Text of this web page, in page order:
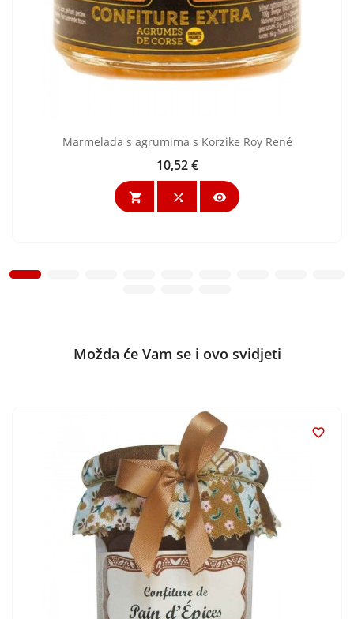
Marmelada s agrumima s Korzike Roy René
Cijena
10,52 €
  
Možda će Vam se i ovo svidjeti
